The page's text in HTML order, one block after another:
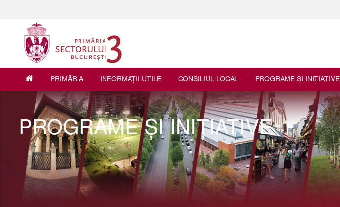
PRIMĂRIA INFORMAŢII UTILE CONSILIUL LOCAL PROGRAME ŞI INIŢIATIVE
PROGRAME ŞI INIŢIATIVE